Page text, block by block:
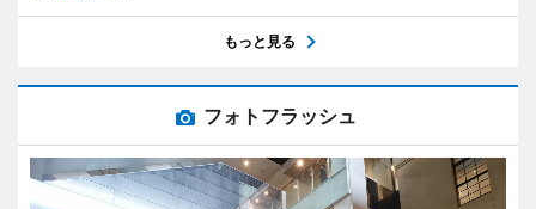
もっと見る
フォトフラッシュ